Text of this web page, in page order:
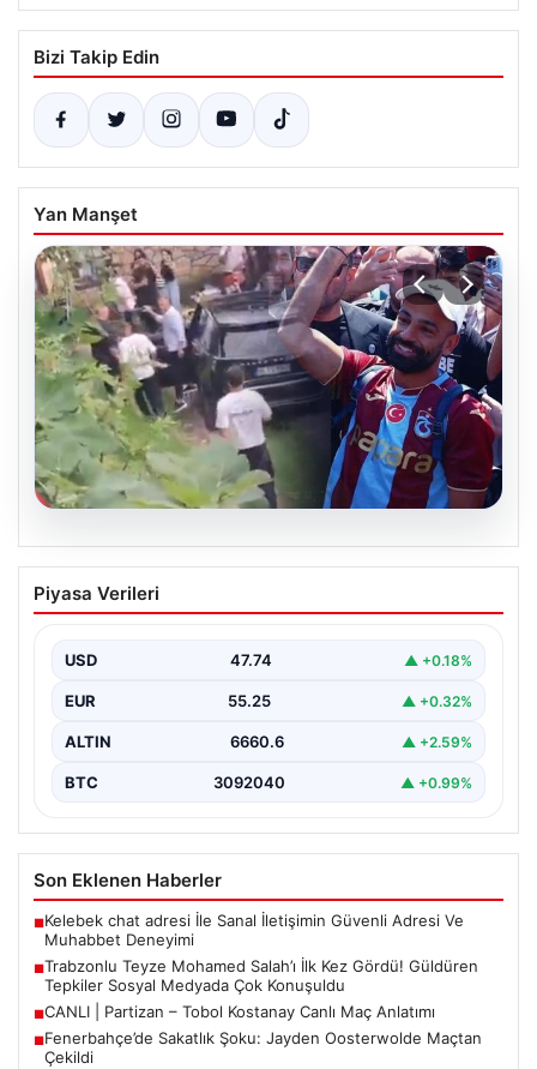
Bizi Takip Edin
Yan Manşet
07.08.2026
Trabzonlu Teyze Mohamed Salah’ı İlk
Kez Gördü! Güldüren Tepkiler Sosyal
Trabzon’un gözde ilçesi Araklı’ya, dünya futbolunun en
reklam…
Piyasa Verileri
USD 47.74 ▲ +0.18%
EUR 55.25 ▲ +0.32%
ALTIN 6660.6 ▲ +2.59%
BTC 3092040 ▲ +0.99%
Son Eklenen Haberler
■Kelebek chat adresi İle Sanal İletişimin Güvenli Adresi Ve
Muhabbet Deneyimi
■Trabzonlu Teyze Mohamed Salah’ı İlk Kez Gördü! Güldüren
Tepkiler Sosyal Medyada Çok Konuşuldu
■CANLI | Partizan – Tobol Kostanay Canlı Maç Anlatımı
■Fenerbahçe’de Sakatlık Şoku: Jayden Oosterwolde Maçtan
Çekildi